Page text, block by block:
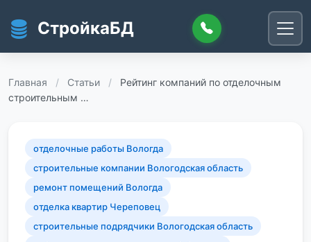
СтройкаБД
Главная / Статьи /
Рейтинг компаний по отделочным
строительным …
отделочные работы Вологда
строительные компании Вологодская область
ремонт помещений Вологда
отделка квартир Череповец
строительные подрядчики Вологодская область